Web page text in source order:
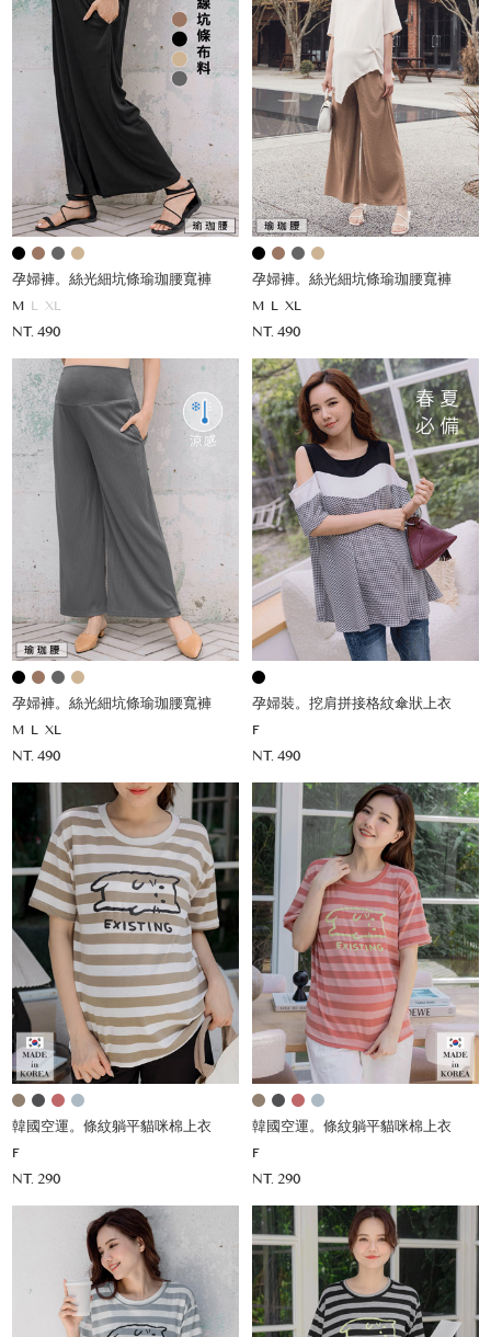
孕婦褲。絲光細坑條瑜珈腰寬褲
M L XL
NT. 490
孕婦褲。絲光細坑條瑜珈腰寬褲
M L XL
NT. 490
孕婦褲。絲光細坑條瑜珈腰寬褲
M L XL
NT. 490
孕婦裝。挖肩拼接格紋傘狀上衣
F
NT. 490
韓國空運。條紋躺平貓咪棉上衣
F
NT. 290
韓國空運。條紋躺平貓咪棉上衣
F
NT. 290